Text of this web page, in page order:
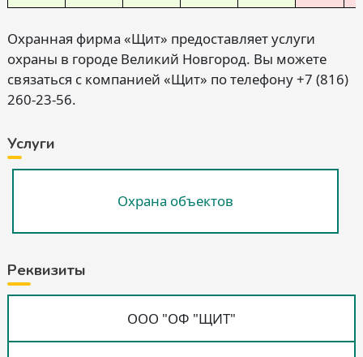
Охранная фирма «Щит» предоставляет услуги
охраны в городе Великий Новгород. Вы можете
связаться с компанией «Щит» по телефону +7 (816)
260-23-56.
Услуги
Охрана объектов
Реквизиты
ООО "ОФ "ЩИТ"